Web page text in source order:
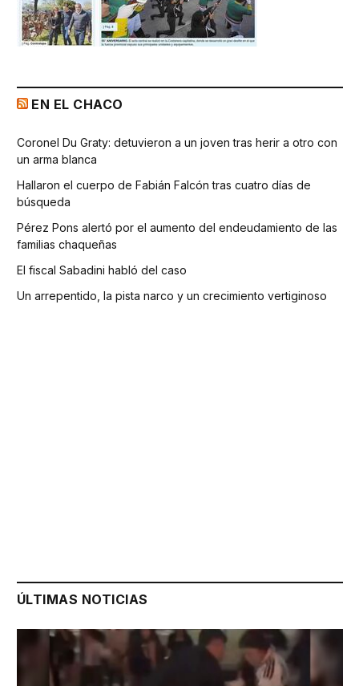
EN EL CHACO
Coronel Du Graty: detuvieron a un joven tras herir a otro con
un arma blanca
Hallaron el cuerpo de Fabián Falcón tras cuatro días de
búsqueda
Pérez Pons alertó por el aumento del endeudamiento de las
familias chaqueñas
El fiscal Sabadini habló del caso
Un arrepentido, la pista narco y un crecimiento vertiginoso
ÚLTIMAS NOTICIAS